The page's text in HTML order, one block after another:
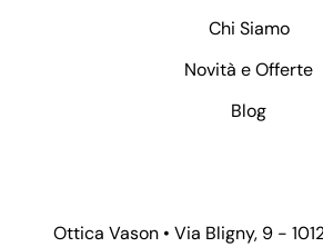
Chi Siamo
Novità e Offerte
Blog
Ottica Vason • Via Bligny, 9 -